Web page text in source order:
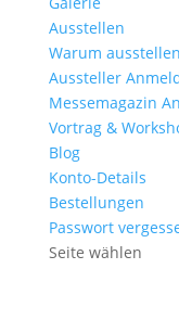
Ausstellen
Warum
Aussteller
Messemagazin
Vortrag &
Blog
Konto-Details
Bestellungen
Passwort
Seite wählen